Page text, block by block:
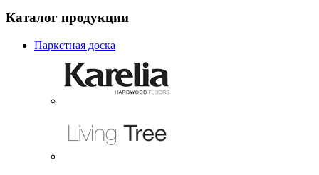
Каталог продукции
Паркетная доска